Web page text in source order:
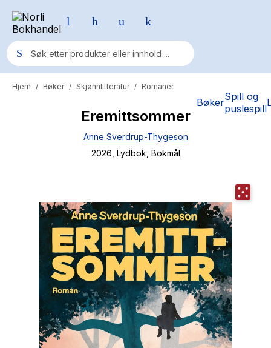
BøkerSpill og
puslespill
Populære søk
Fury Bound - Sable Sorensen
Elizabeth Strout
Hitster
Hypopressiv trening
The Housemaid
Hjem / Bøker / Skjønnlitteratur / Romaner
Eremittsommer
Anne Sverdrup-Thygeson
2026 , Lydbok , Bokmål